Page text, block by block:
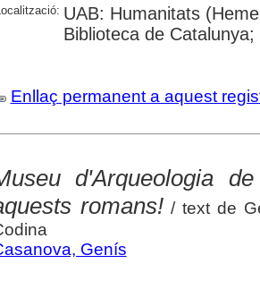
Localització: UAB: Humanitats
Biblioteca de
Enllaç permanent a aquest
d'Arqueologia
romans! / text de
Genís